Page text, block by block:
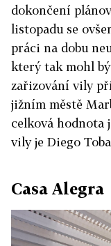
dokončení
listopadu se
práci na dobu
který tak mohl
zařizování vily
jižním městě
celková hodnota
vily je Diego
Casa Alegra